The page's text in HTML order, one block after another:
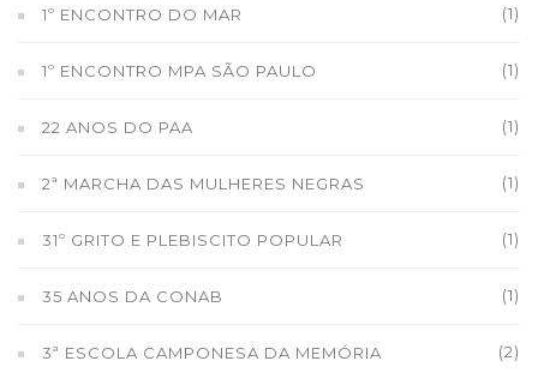
1º ENCONTRO DO MAR (1)
1º ENCONTRO MPA SÃO PAULO (1)
22 ANOS DO PAA (1)
2ª MARCHA DAS MULHERES NEGRAS (1)
31º GRITO E PLEBISCITO POPULAR (1)
35 ANOS DA CONAB (1)
3ª ESCOLA CAMPONESA DA MEMÓRIA (2)